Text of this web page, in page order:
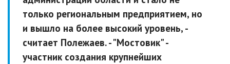
только региональным предприятием, но
и вышло на более высокий уровень, -
считает Полежаев. - "Мостовик" -
участник создания крупнейших